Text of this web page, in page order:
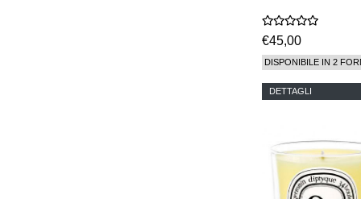
€45,00
DISPONIBILE IN 2
DETTAGLI